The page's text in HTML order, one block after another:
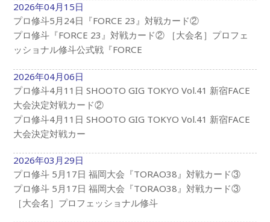
2026年04月15日
プロ修斗5月24日『FORCE 23』対戦カード②
プロ修斗『FORCE 23』対戦カード② ［大会名］プロフェ
ッショナル修斗公式戦『FORCE
2026年04月06日
プロ修斗4月11日 SHOOTO GIG TOKYO Vol.41 新宿FACE
大会決定対戦カード②
プロ修斗4月11日 SHOOTO GIG TOKYO Vol.41 新宿FACE
大会決定対戦カー
2026年03月29日
プロ修斗 5月17日 福岡大会『TORAO38』対戦カード③
プロ修斗 5月17日 福岡大会『TORAO38』対戦カード③
［大会名］プロフェッショナル修斗